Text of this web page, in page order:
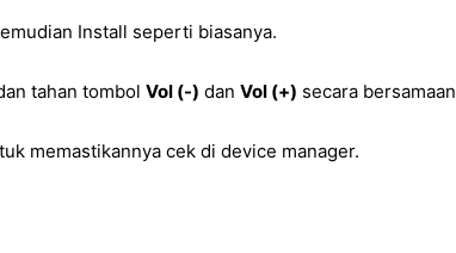
Install seperti biasanya.
tahan tombol Vol (-) dan Vol (+) secara bersamaan
memastikannya cek di device manager.